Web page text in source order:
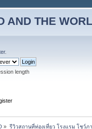
AND THE
.
length
» รีวิวสถานที่ท่องเที่ยว โรงแรม โชว์ภ